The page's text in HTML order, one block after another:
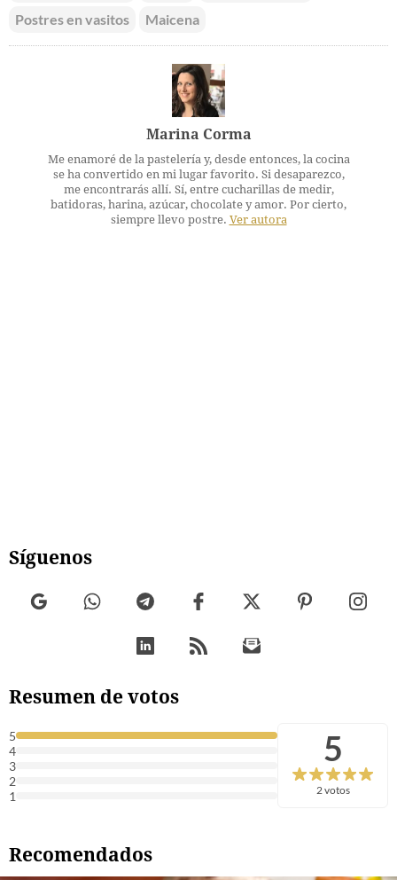
Postres en vasitos
Maicena
Marina Corma
Me enamoré de la pastelería y, desde entonces, la cocina
se ha convertido en mi lugar favorito. Si desaparezco,
me encontrarás allí. Sí, entre cucharillas de medir,
batidoras, harina, azúcar, chocolate y amor. Por cierto,
siempre llevo postre. Ver autora
Síguenos
Resumen de votos
5
4
3
2
1
5
2 votos
Recomendados